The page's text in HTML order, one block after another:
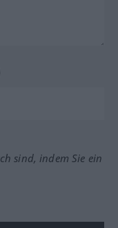
sind, indem Sie ein